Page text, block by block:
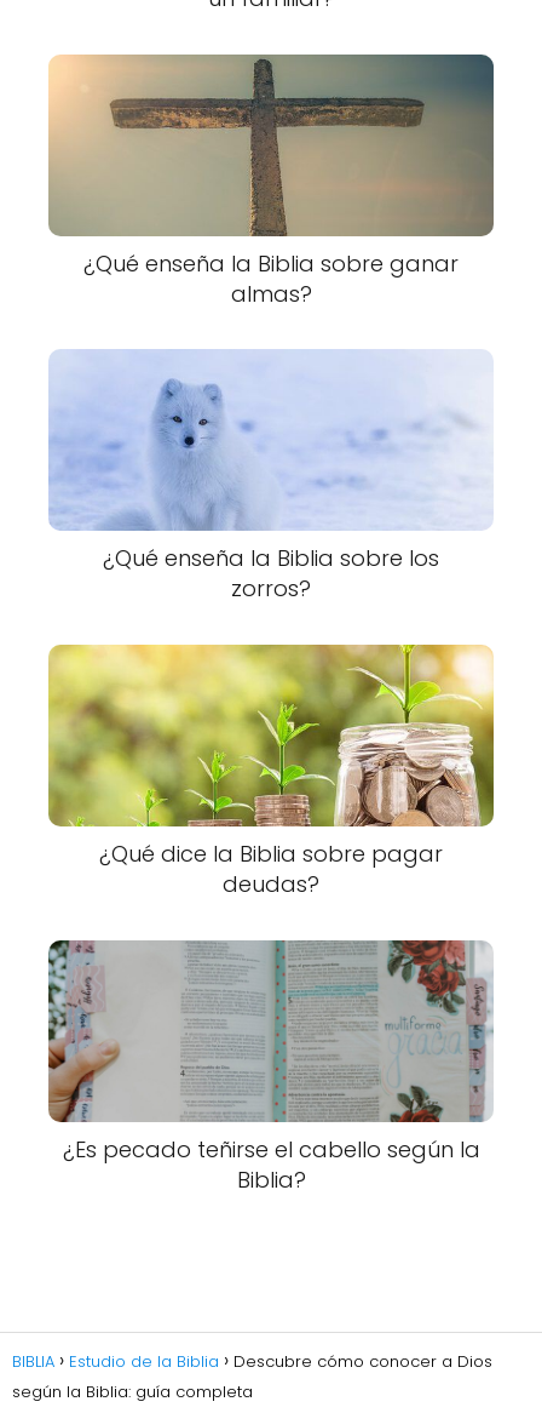
¿Qué enseña la Biblia sobre ganar
almas?
¿Qué enseña la Biblia sobre los
zorros?
¿Qué dice la Biblia sobre pagar
deudas?
¿Es pecado teñirse el cabello según la
Biblia?
BIBLIA Estudio de la Biblia
Descubre cómo conocer a Dios
según la Biblia: guía completa